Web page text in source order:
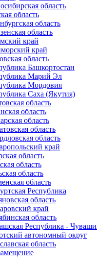
область
область
область
область
край
край
область
Башкортостан
Марий Эл
Мордовия
Саха (Якутия)
область
область
область
область
область
край
область
область
область
область
Республика
область
край
область
Республика -
автономный округ
область